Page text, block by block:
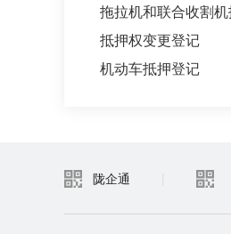
抵押权变更登记
机动车抵押登记
陇企通